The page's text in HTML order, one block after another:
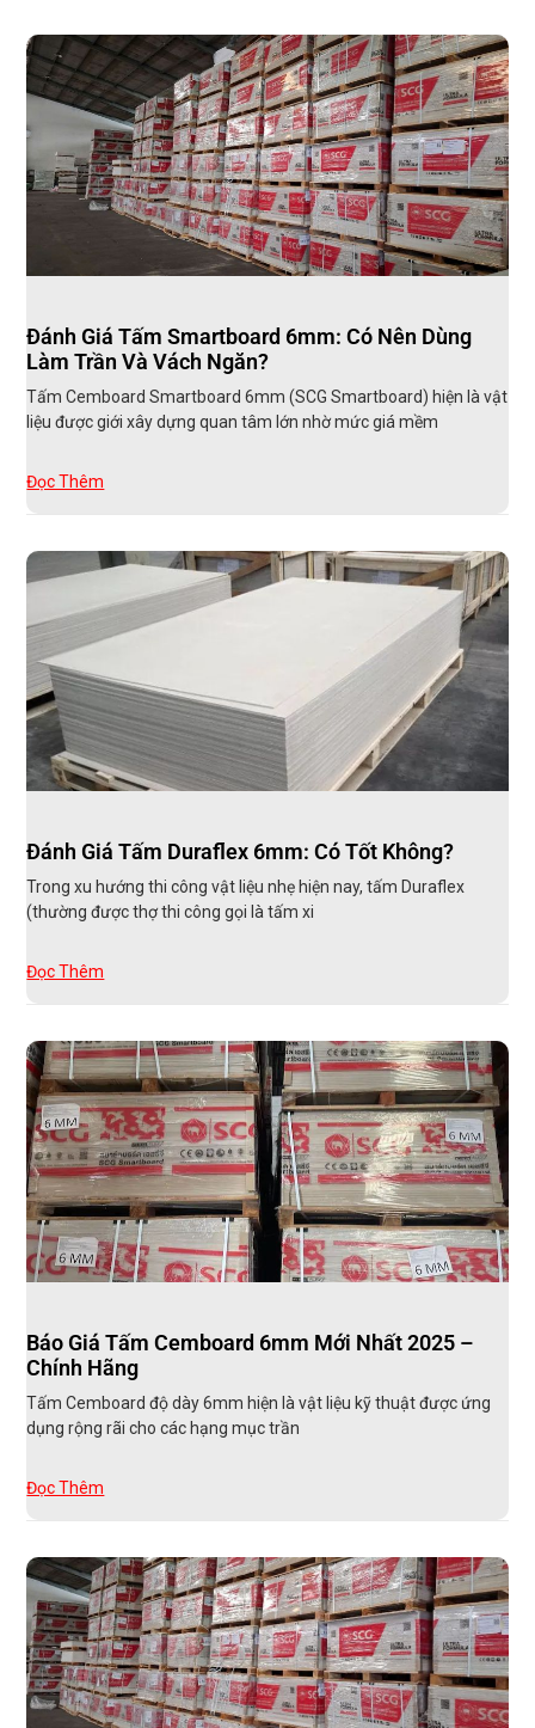
Đánh Giá Tấm Smartboard 6mm: Có Nên Dùng
Làm Trần Và Vách Ngăn?
Tấm Cemboard Smartboard 6mm (SCG Smartboard) hiện là vật
liệu được giới xây dựng quan tâm lớn nhờ mức giá mềm
Đọc Thêm
Đánh Giá Tấm Duraflex 6mm: Có Tốt Không?
Trong xu hướng thi công vật liệu nhẹ hiện nay, tấm Duraflex
(thường được thợ thi công gọi là tấm xi
Đọc Thêm
Báo Giá Tấm Cemboard 6mm Mới Nhất 2025 –
Chính Hãng
Tấm Cemboard độ dày 6mm hiện là vật liệu kỹ thuật được ứng
dụng rộng rãi cho các hạng mục trần
Đọc Thêm